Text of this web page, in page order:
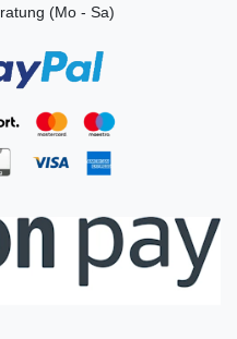
(Mo - Sa)